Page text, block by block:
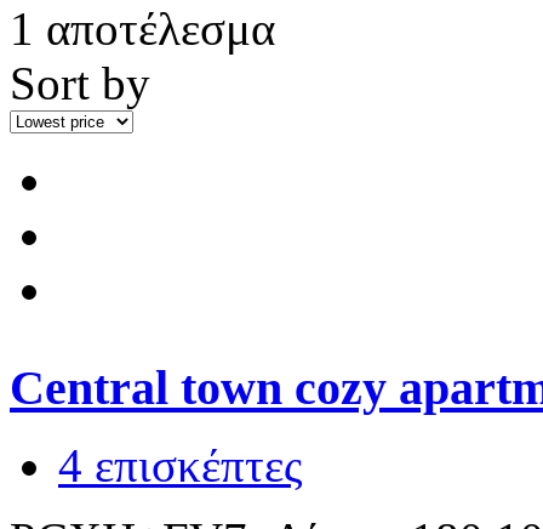
1 αποτέλεσμα
Sort by
Central town cozy
4 επισκέπτες